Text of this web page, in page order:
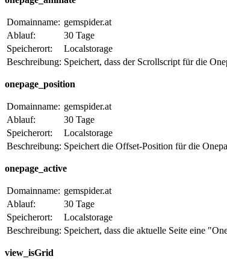
Domainname: gemspider.at
Ablauf:
30 Tage
Speicherort:
Localstorage
Beschreibung: Speichert, dass der Scrollscript für die
onepage_position
Domainname: gemspider.at
Ablauf:
30 Tage
Speicherort:
Localstorage
Beschreibung: Speichert die Offset-Position für die
onepage_active
Domainname: gemspider.at
Ablauf:
30 Tage
Speicherort:
Localstorage
Beschreibung: Speichert, dass die aktuelle Seite eine
view_isGrid